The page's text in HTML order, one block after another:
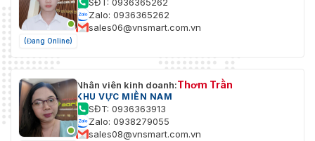
(Đang Online)
Zalo: 0936365262
sales06@vnsmart.com.vn
Nhân viên kinh doanh:Thơm Trần
KHU VỰC MIỀN NAM
SĐT: 0936363913
Zalo: 0938279055
sales08@vnsmart.com.vn